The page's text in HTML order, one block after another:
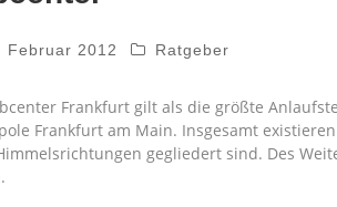
Februar 2012 Ratgeber
Frankfurt gilt als die größte
Frankfurt am Main. Insgesamt
gegliedert sind. Des